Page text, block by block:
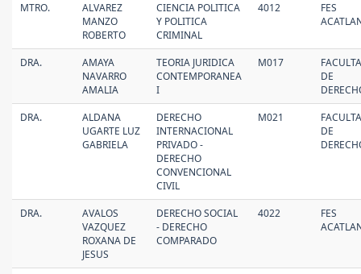
MTRO.
ALVAREZ
MANZO
ROBERTO
CIENCIA POLITICA
Y POLITICA
CRIMINAL
4012
FES
DRA.
AMAYA
NAVARRO
AMALIA
TEORIA JURIDICA
CONTEMPORANEA
I
M017
DE
DRA.
ALDANA
UGARTE LUZ
GABRIELA
DERECHO
INTERNACIONAL
PRIVADO -
DERECHO
CONVENCIONAL
CIVIL
M021
DE
DRA.
AVALOS
VAZQUEZ
ROXANA DE
JESUS
DERECHO SOCIAL
- DERECHO
COMPARADO
4022
FES